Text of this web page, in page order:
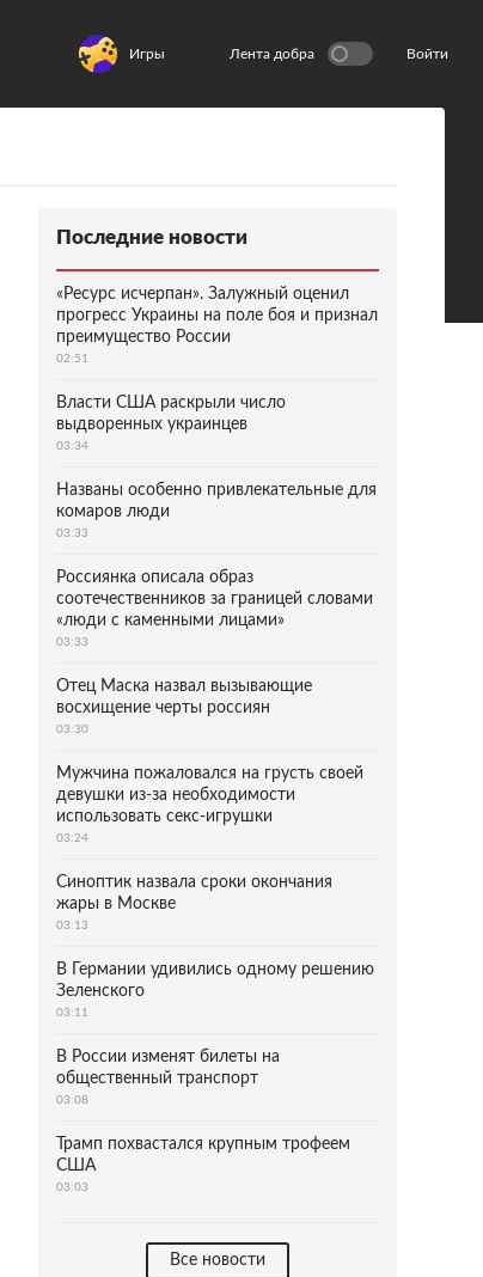
Игры Лента добра Войти
Последние новости
«Ресурс исчерпан». Залужный оценил
прогресс Украины на поле боя и признал
преимущество России
02:51
Власти США раскрыли число
выдворенных украинцев
03:34
Названы особенно привлекательные для
комаров люди
03:33
Россиянка описала образ
соотечественников за границей словами
«люди с каменными лицами»
03:33
Отец Маска назвал вызывающие
восхищение черты россиян
03:30
Мужчина пожаловался на грусть своей
девушки из-за необходимости
использовать секс-игрушки
03:24
Синоптик назвала сроки окончания
жары в Москве
03:13
В Германии удивились одному решению
Зеленского
03:11
В России изменят билеты на
общественный транспорт
03:08
Трамп похвастался крупным трофеем
США
03:03
Все новости